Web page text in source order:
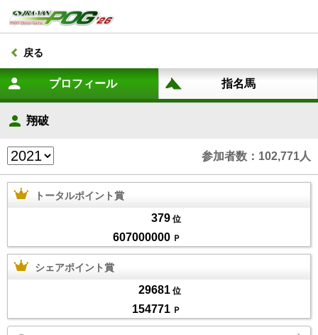
戻る
翔破
参加者数：102,771人
トータルポイント賞
379 位
607000000 Ｐ
シェアポイント賞
29681 位
154771 Ｐ